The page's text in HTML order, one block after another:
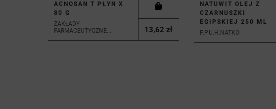
ACNOSAN T PŁYN X
80 G
ZAKŁADY
FARMACEUTYCZNE...
13,62 zł
NATUWIT OLEJ Z
CZARNUSZKI
EGIPSKIEJ 250 ML
P.P.U.H.NATKO